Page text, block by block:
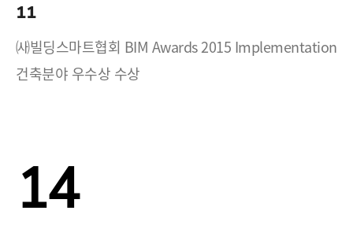
11
㈔빌딩스마트협회 BIM Awards 2015 Implementation
건축분야 우수상 수상
14